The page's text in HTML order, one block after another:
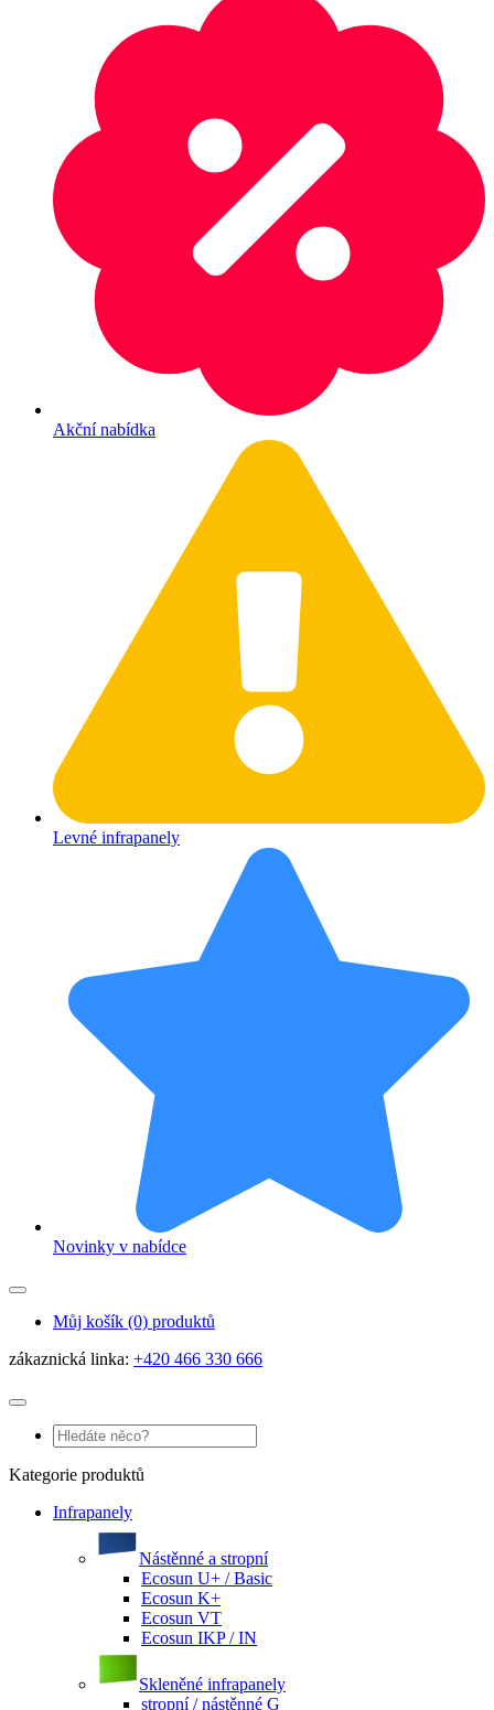
Akční nabídka
Levné infrapanely
Novinky v nabídce
Můj košík (0) produktů
zákaznická linka: +420 466 330 666
Kategorie produktů
Infrapanely
Nástěnné a stropní
Ecosun U+ / Basic
Ecosun K+
Ecosun VT
Ecosun IKP / IN
Skleněné infrapanely
stropní / nástěnné G